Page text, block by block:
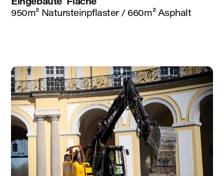
950m² Natursteinpflaster / 660m² Asphalt